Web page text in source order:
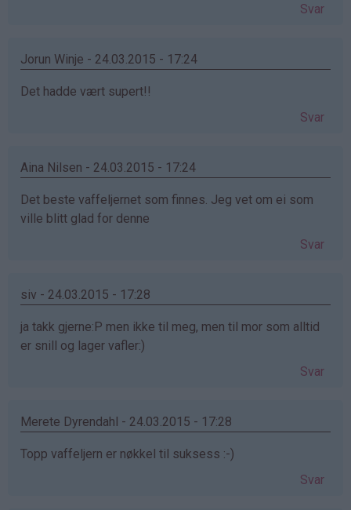
Svar
Jorun Winje - 24.03.2015 - 17:24
Det hadde vært supert!!
Svar
Aina Nilsen - 24.03.2015 - 17:24
Det beste vaffeljernet som finnes. Jeg vet om ei som
ville blitt glad for denne
Svar
siv - 24.03.2015 - 17:28
ja takk gjerne:P men ikke til meg, men til mor som alltid
er snill og lager vafler:)
Svar
Merete Dyrendahl - 24.03.2015 - 17:28
Topp vaffeljern er nøkkel til suksess :-)
Svar